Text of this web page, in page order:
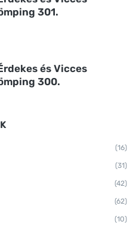
301.
és Vicces
300.
(16)
(31)
(42)
(62)
(10)